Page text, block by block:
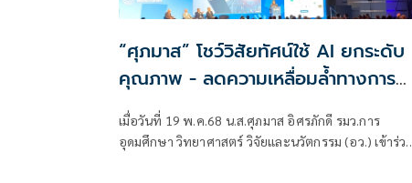
“ศุภมาส” โชว์วิสัยทัศน์ใช้ AI ยกระดับ
คุณภาพ - ลดความเหลื่อมล้ำทางการ
ศึกษาในไทย บนเวทีการประชุมรัฐมนตรี
ด้านการศึกษาใหญ่ที่สุดในโลก The 21st
Annual Education World Forum
เมื่อวันที่ 19 พ.ค.68 น.ส.ศุภมาส อิศรภักดี รมว.การ
อุดมศึกษา วิทยาศาสตร์ วิจัยและนวัตกรรม (อว.) เข้าร่วม